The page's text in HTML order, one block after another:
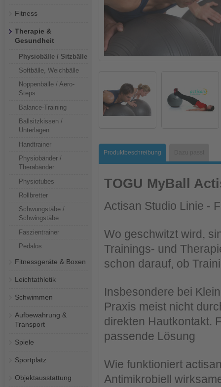
Fitness
Therapie &
Gesundheit
Physiobälle / Sitzbälle
Softbälle, Weichbälle
Noppenbälle / Aero-
Steps
Balance-Training
Ballsitzkissen /
Unterlagen
Handtrainer
Physiobänder /
Therabänder
Physiotubes
Rollbretter
Schwungstäbe /
Schwingstäbe
Faszientrainer
Pedalos
Fitnessgeräte & Boxen
Leichtathletik
Schwimmen
Aufbewahrung &
Transport
Spiele
Sportplatz
Objektausstattung
Produktbeschreibung
TOGU MyBall
Actisan Studio Linie -
Wo geschwitzt wird,
Trainings- und
schon darauf, ob
Insbesondere bei
Praxis meist nicht
direkten Hautkontakt.
passende Lösung
Wie funktioniert
Antimikrobiell